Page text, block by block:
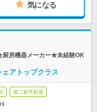
気になる
厨房機器メーカー★未経験OK
アトップクラス
第二新卒歓迎